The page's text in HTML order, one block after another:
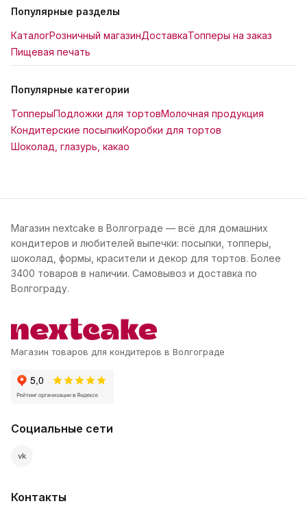
Популярные разделы
КаталогРозничный магазинДоставкаТопперы на заказ
Пищевая печать
Популярные категории
ТопперыПодложки для тортовМолочная продукция
Кондитерские посыпкиКоробки для тортов
Шоколад, глазурь, какао
Магазин nextcake в Волгограде — всё для домашних
кондитеров и любителей выпечки: посыпки, топперы,
шоколад, формы, красители и декор для тортов. Более
3400 товаров в наличии. Самовывоз и доставка по
Волгограду.
Магазин товаров для кондитеров в Волгограде
Социальные сети
vk
Контакты